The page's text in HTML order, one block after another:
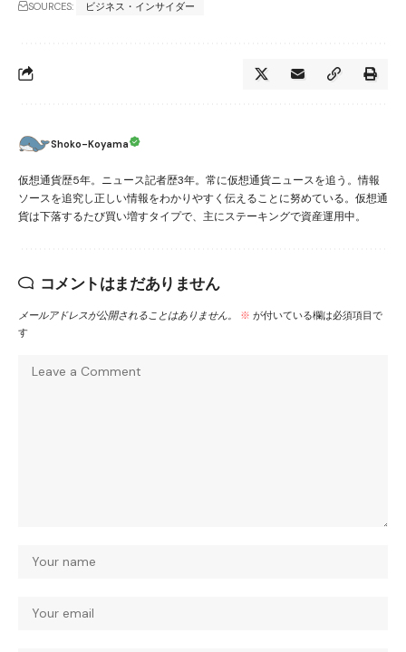
SOURCES:
ビジネス・インサイダー
Shoko-Koyama
仮想通貨歴5年。ニュース記者歴3年。常に仮想通貨ニュースを追う。情報
ソースを追究し正しい情報をわかりやすく伝えることに努めている。仮想通
貨は下落するたび買い増すタイプで、主にステーキングで資産運用中。
コメントはまだありません
メールアドレスが公開されることはありません。 ※ が付いている欄は必須項目で
す